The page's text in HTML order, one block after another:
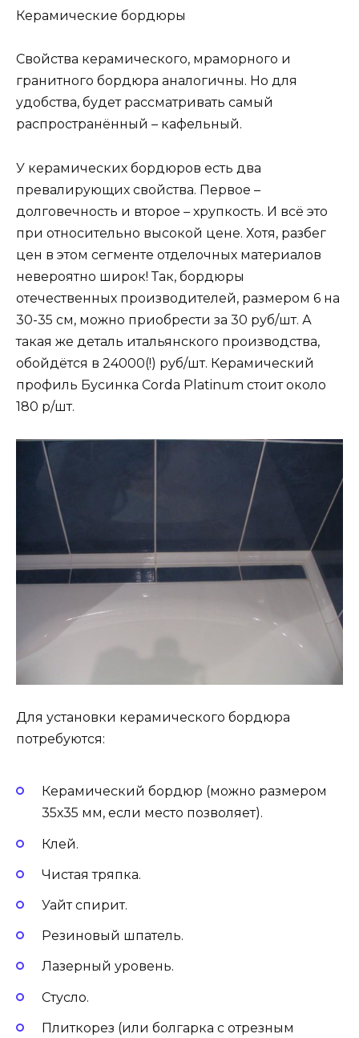
Керамические бордюры
Свойства керамического, мраморного и
гранитного бордюра аналогичны. Но для
удобства, будет рассматривать самый
распространённый – кафельный.
У керамических бордюров есть два
превалирующих свойства. Первое –
долговечность и второе – хрупкость. И всё это
при относительно высокой цене. Хотя, разбег
цен в этом сегменте отделочных материалов
невероятно широк! Так, бордюры
отечественных производителей, размером 6 на
30-35 см, можно приобрести за 30 руб/шт. А
такая же деталь итальянского производства,
обойдётся в 24000(!) руб/шт. Керамический
профиль Бусинка Corda Platinum стоит около
180 р/шт.
Для установки керамического бордюра
потребуются:
Керамический бордюр (можно размером
35х35 мм, если место позволяет).
Клей.
Чистая тряпка.
Уайт спирит.
Резиновый шпатель.
Лазерный уровень.
Стусло.
Плиткорез (или болгарка с отрезным